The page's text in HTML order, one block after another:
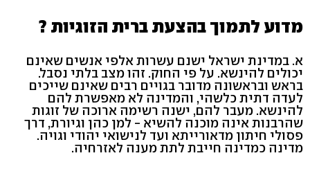
מדוע לתמוך בהצעת ברית הזוגיות ?
א. במדינת ישראל ישנם עשרות אלפי אנשים שאינם
יכולים להינשא. על פי החוק. זהו מצב בלתי נסבל.
בראש ובראשונה מדובר בגויים רבים שאינם שייכים
לעדה דתית כלשהי, והמדינה לא מאפשרת להם
להינשא. מעבר להם, ישנה רשימה ארוכה של זוגות
שהרבנות אינה מוכנה להשיא - למן כהן וגיורת, דרך
פסולי חיתון מדאורייתא ועד לנישואי יהודי וגויה.
מדינה כמדינה חייבת לתת מענה לאזרחיה.